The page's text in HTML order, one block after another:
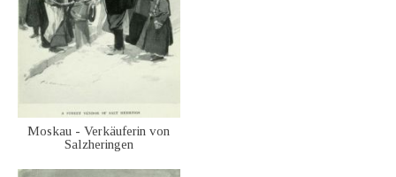
Moskau - Verkäuferin von
Salzheringen